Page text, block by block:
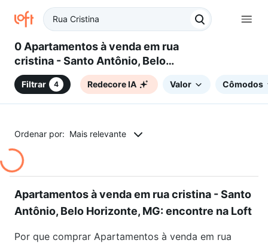
0 Apartamentos à venda em rua
cristina - Santo Antônio, Belo
Horizonte, MG
Filtrar 4 Redecore IA Valor Cômodos
Ordenar por: Mais relevante
Apartamentos à venda em rua cristina - Santo
Antônio, Belo Horizonte, MG: encontre na Loft
Por que comprar Apartamentos à venda em rua